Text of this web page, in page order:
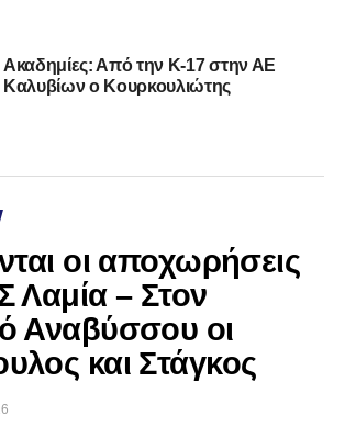
Ακαδημίες: Από την Κ-17 στην ΑΕ
Καλυβίων ο Κουρκουλιώτης
οι αποχωρήσεις
Λαμία – Στον
Αναβύσσου οι
και Στάγκος